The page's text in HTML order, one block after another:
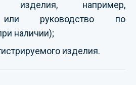
изделия, например,
или руководство по
наличии);
изделия.